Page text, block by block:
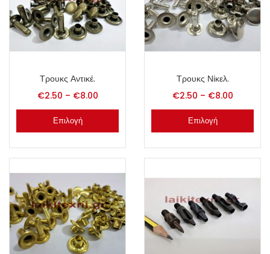
Τρουκς Αντικέ.
€2.50 – €8.00
Επιλογή
Τρουκς Νίκελ.
€2.50 – €8.00
Επιλογή